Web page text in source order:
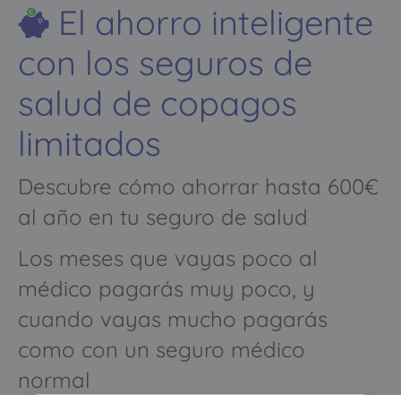
El ahorro inteligente
con los seguros de
salud de copagos
limitados
Descubre cómo ahorrar hasta 600€
al año en tu seguro de salud
Los meses que vayas poco al
médico pagarás muy poco, y
cuando vayas mucho pagarás
como con un seguro médico
normal